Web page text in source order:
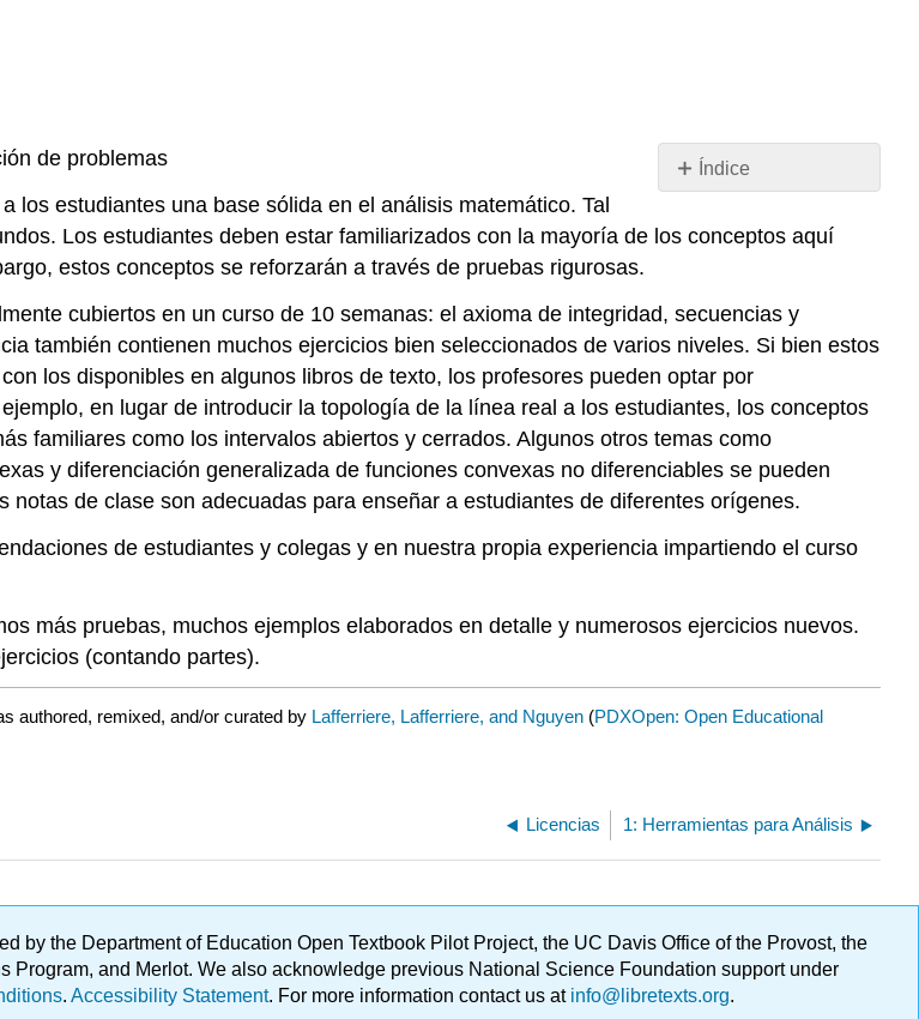
Índice
Sin
de problemas
los estudiantes una base sólida en el análisis matemático. Tal
Los estudiantes deben estar familiarizados con la mayoría de los conceptos aquí
estos conceptos se reforzarán a través de pruebas rigurosas.
cubiertos en un curso de 10 semanas: el axioma de integridad, secuencias y
también contienen muchos ejercicios bien seleccionados de varios niveles. Si bien estos
los disponibles en algunos libros de texto, los profesores pueden optar por
en lugar de introducir la topología de la línea real a los estudiantes, los conceptos
familiares como los intervalos abiertos y cerrados. Algunos otros temas como
y diferenciación generalizada de funciones convexas no diferenciables se pueden
de clase son adecuadas para enseñar a estudiantes de diferentes orígenes.
de estudiantes y colegas y en nuestra propia experiencia impartiendo el curso
más pruebas, muchos ejemplos elaborados en detalle y numerosos ejercicios nuevos.
(contando partes).
authored, remixed, and/or curated by Lafferriere, Lafferriere, and Nguyen (PDXOpen: Open Educational
Licencias 1: Herramientas para Análisis
by the Department of Education Open Textbook Pilot Project, the UC Davis Office of the Provost, the
and Merlot. We also acknowledge previous National Science Foundation support under
. Accessibility Statement. For more information contact us atinfo@libretexts.org.